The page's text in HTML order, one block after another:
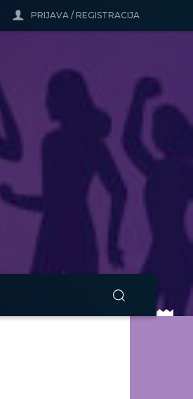
PRIJAVA / REGISTRACIJA